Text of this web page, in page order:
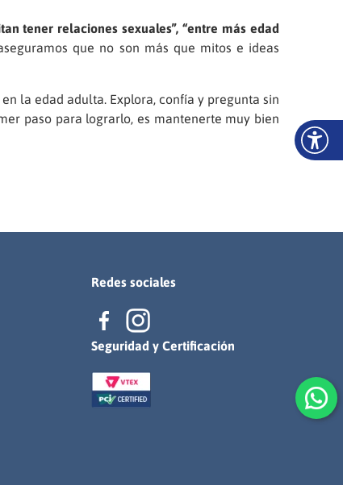
tener relaciones sexuales”, “entre más edad
que no son más que mitos e ideas
la edad adulta. Explora, confía y pregunta sin
paso para lograrlo, es mantenerte muy bien
Redes sociales
Seguridad y Certificación